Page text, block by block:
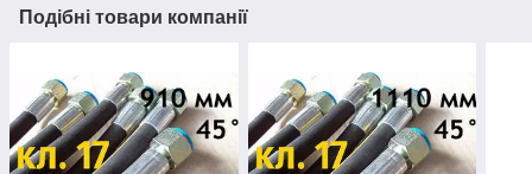
Подібні товари компанії